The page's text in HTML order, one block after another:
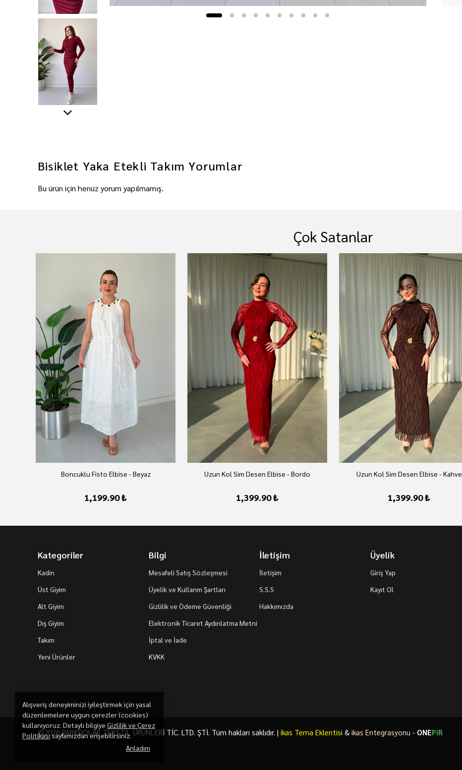
Alışveriş deneyiminizi iyileştirmek için yasal
düzenlemelere uygun çerezler (cookies)
kullanıyoruz. Detaylı bilgiye Gizlilik ve Çerez
Politikasısayfamızdan erişebilirsiniz.
Anladım
Bisiklet Yaka Etekli Takım Yorumlar
Bu ürün için henüz yorum yapılmamış.
Çok Satanlar
Boncuklu Fisto Elbise - Beyaz
1,199.90 ₺
Uzun Kol Sim Desen Elbise - Bordo
1,399.90 ₺
Uzun Kol Sim Desen Elbise - Kahve
1,399.90 ₺
Kategoriler
Kadin
Üst Giyim
Alt Giyim
Dış Giyim
Takım
Yeni Ürünler
Bilgi
Mesafeli Satış Sözleşmesi
Üyelik ve Kullanm Şartları
Gizlilik ve Ödeme Güvenliği
Elektronik Ticaret Aydınlatma Metni
İptal ve İade
KVKK
İletişim
İletişim
S.S.S
Hakkımızda
Üyelik
Giriş Yap
Kayıt Ol
©2026 PARKDOLAP TEKSTİL ÜRÜNLERİ TİC. LTD. ŞTİ. Tüm hakları saklıdır. | ikas Tema Eklentisi & ikas Entegrasyonu - ONEPiR